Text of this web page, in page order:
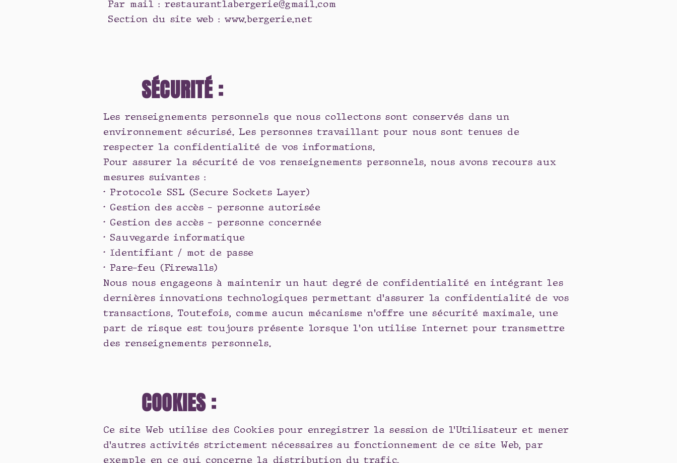
Par mail : restaurantlabergerie@gmail.com
Section du site web : www.bergerie.net
SÉCURITÉ :
Les renseignements personnels que nous collectons sont conservés dans un
environnement sécurisé. Les personnes travaillant pour nous sont tenues de
respecter la confidentialité de vos informations.
Pour assurer la sécurité de vos renseignements personnels, nous avons recours aux
mesures suivantes :
• Protocole SSL (Secure Sockets Layer)
• Gestion des accès - personne autorisée
• Gestion des accès - personne concernée
• Sauvegarde informatique
• Identifiant / mot de passe
• Pare-feu (Firewalls)
Nous nous engageons à maintenir un haut degré de confidentialité en intégrant les
dernières innovations technologiques permettant d'assurer la confidentialité de vos
transactions. Toutefois, comme aucun mécanisme n'offre une sécurité maximale, une
part de risque est toujours présente lorsque l'on utilise Internet pour transmettre
des renseignements personnels.
COOKIES :
Ce site Web utilise des Cookies pour enregistrer la session de l’Utilisateur et mener
d’autres activités strictement nécessaires au fonctionnement de ce site Web, par
exemple en ce qui concerne la distribution du trafic.